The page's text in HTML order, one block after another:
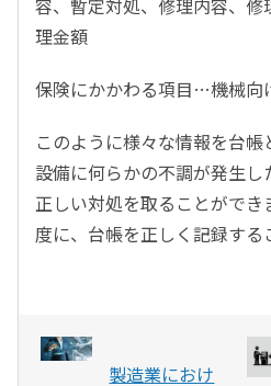
容、暫定対処、修理内容、
理金額
保険にかかわる項目…機械向
このように様々な情報を台帳
設備に何らかの不調が発生
正しい対処を取ることができ
度に、台帳を正しく記録する
製造業におけ